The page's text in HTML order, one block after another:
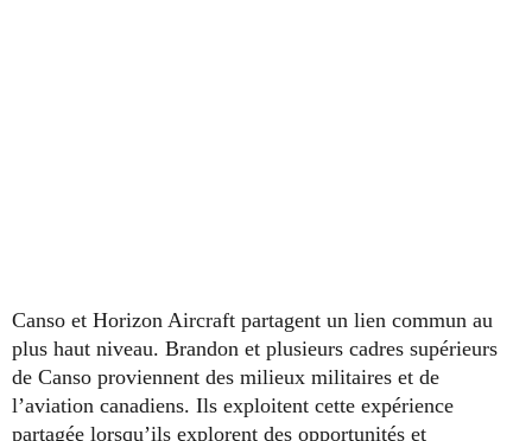
Canso et Horizon Aircraft partagent un lien commun au
plus haut niveau. Brandon et plusieurs cadres supérieurs
de Canso proviennent des milieux militaires et de
l’aviation canadiens. Ils exploitent cette expérience
partagée lorsqu’ils explorent des opportunités et